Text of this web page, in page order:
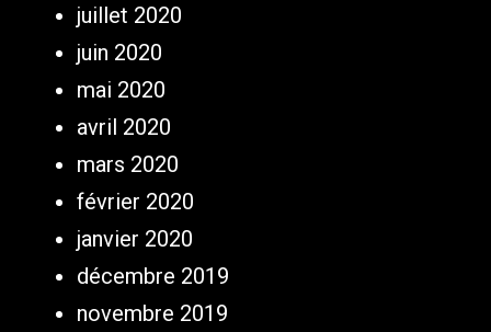
juillet 2020
juin 2020
mai 2020
avril 2020
mars 2020
février 2020
janvier 2020
décembre 2019
novembre 2019